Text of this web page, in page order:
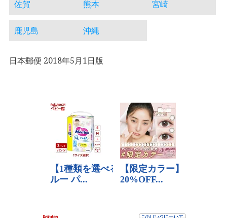
佐賀 熊本 宮崎
鹿児島 沖縄
日本郵便 2018年5月1日版